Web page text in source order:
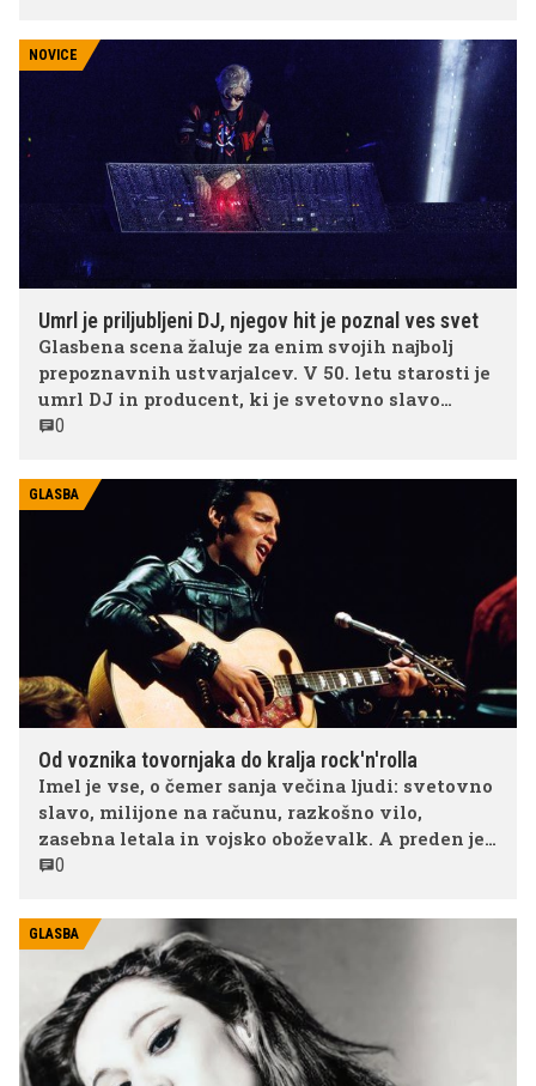
časa. Razlika med njima je približno 30 let,
sporočilo pa preprosto: čas je minil, ona pa ostaja
NOVICE
Umrl je priljubljeni DJ, njegov hit je poznal ves svet
Glasbena scena žaluje za enim svojih najbolj
prepoznavnih ustvarjalcev. V 50. letu starosti je
umrl DJ in producent, ki je svetovno slavo
dosegel s kultno skladbo Nightcall, znano
glavni vlogi.
0
GLASBA
Od voznika tovornjaka do kralja rock'n'rolla
Imel je vse, o čemer sanja večina ljudi: svetovno
slavo, milijone na računu, razkošno vilo,
zasebna letala in vojsko oboževalk. A preden je
postal Elvis Presley, kot ga pozna ves svet, je bil
Mississippiju. Njegova pot do vrha je bila
neverjetna, njegov padec pa prav tako
dramatičen.
0
GLASBA